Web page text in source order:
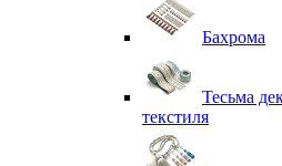
Бахрома
Тесьма
текстиля